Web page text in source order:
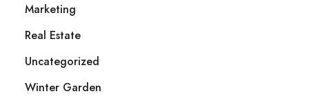
Marketing
Real Estate
Uncategorized
Winter Garden